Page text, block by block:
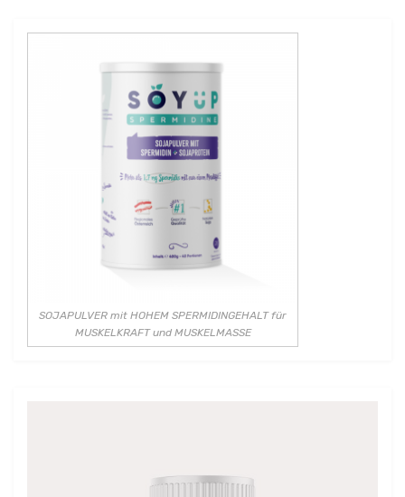
SOJAPULVER mit HOHEM SPERMIDINGEHALT für
MUSKELKRAFT und MUSKELMASSE